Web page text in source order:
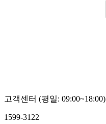
고객센터 (평일: 09:00~18:00)
1599-3122